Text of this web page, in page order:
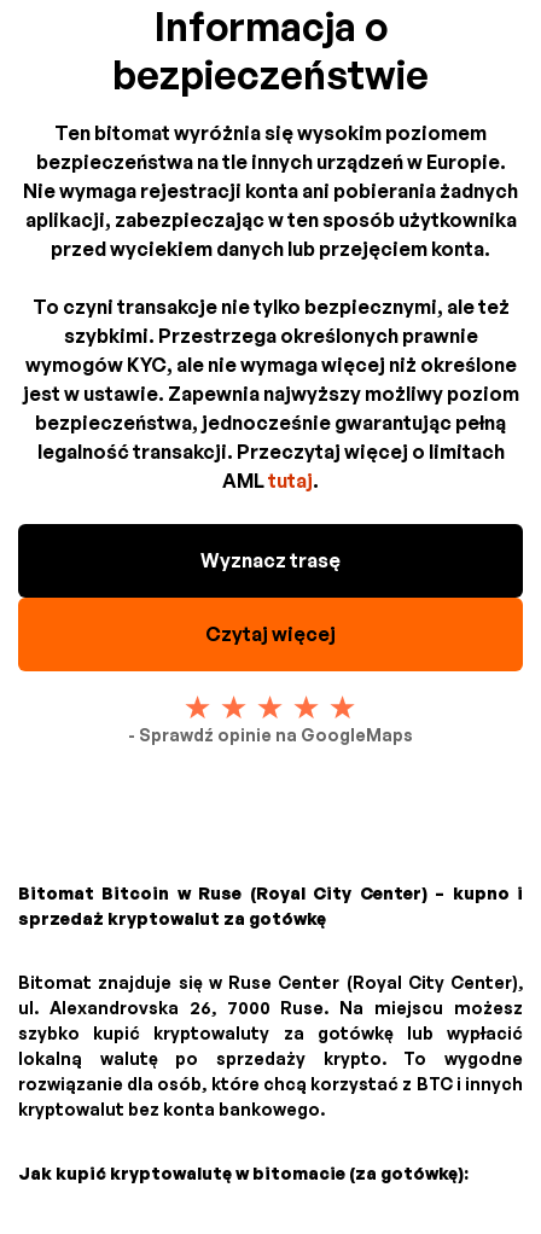
Informacja o
bezpieczeństwie
Ten bitomat wyróżnia się wysokim poziomem
bezpieczeństwa na tle innych urządzeń w Europie.
Nie wymaga rejestracji konta ani pobierania żadnych
aplikacji, zabezpieczając w ten sposób użytkownika
przed wyciekiem danych lub przejęciem konta.
To czyni transakcje nie tylko bezpiecznymi, ale też
szybkimi. Przestrzega określonych prawnie
wymogów KYC, ale nie wymaga więcej niż określone
jest w ustawie. Zapewnia najwyższy możliwy poziom
bezpieczeństwa, jednocześnie gwarantując pełną
legalność transakcji. Przeczytaj więcej o limitach
AMLtutaj.
Wyznacz trasę
Czytaj więcej
- Sprawdź opinie na GoogleMaps
Bitomat Bitcoin w Ruse (Royal City Center) – kupno i
sprzedaż kryptowalut za gotówkę
Bitomat znajduje się w Ruse Center (Royal City Center),
ul. Alexandrovska 26, 7000 Ruse. Na miejscu możesz
szybko kupić kryptowaluty za gotówkę lub wypłacić
lokalną walutę po sprzedaży krypto. To wygodne
rozwiązanie dla osób, które chcą korzystać z BTC i innych
kryptowalut bez konta bankowego.
Jak kupić kryptowalutę w bitomacie (za gotówkę):